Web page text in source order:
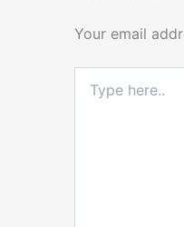
Your email
here..